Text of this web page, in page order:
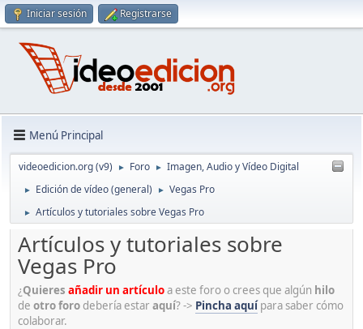
Iniciar sesión Registrarse
Menú Principal
videoedicion.org (v9) ► Foro ► Imagen, Audio y Vídeo Digital
► Edición de vídeo (general) ► Vegas Pro
► Artículos y tutoriales sobre Vegas Pro
Artículos y tutoriales sobre
Vegas Pro
¿Quieres añadir un artículoa este foro o crees que algún hilo
de otro foro debería estar aquí? -> Pincha aquípara saber cómo
colaborar.